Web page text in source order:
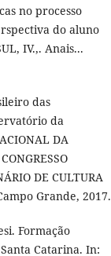
no processo
do aluno
IV.,. Anais...
das
da
DA
DE CULTURA
Grande, 2017.
Formação
Catarina. In: